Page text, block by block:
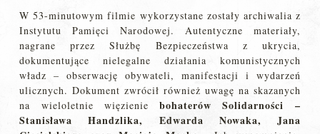
W 53-minutowym filmie wykorzystane zostały archiwalia z
Instytutu Pamięci Narodowej. Autentyczne materiały,
nagrane przez Służbę Bezpieczeństwa z ukrycia,
dokumentujące nielegalne działania komunistycznych
władz – obserwację obywateli, manifestacji i wydarzeń
ulicznych. Dokument zwrócił również uwagę na skazanych
na wieloletnie więzieniebohaterów Solidarności –
Stanisława Handzlika, Edwarda Nowaka, Jana